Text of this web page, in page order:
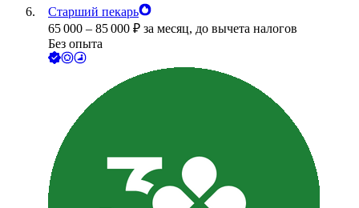
Старший пекарь
65 000 – 85 000 ₽ за месяц, до вычета налогов
Без опыта